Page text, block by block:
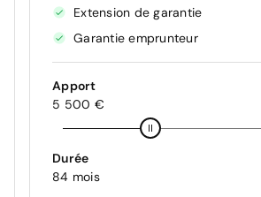
Extension de garantie
Garantie emprunteur
Apport
5 500 €
Durée
84 mois